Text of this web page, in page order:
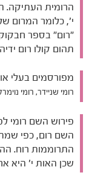
הרומית העתיקה.
י', כלומר המרום
"רום" בספר
תהום קולו רום
מפורסמים בעלי
רומי שניידר, רומי
פירוש השם רומי
השם רום, כפי
התרוממות רוח.
שכן האות י' היא